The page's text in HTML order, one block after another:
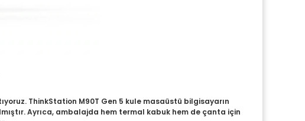
ThinkStation M90T Gen 5 kule masaüstü bilgisayarın
Ayrıca, ambalajda hem termal kabuk hem de çanta için